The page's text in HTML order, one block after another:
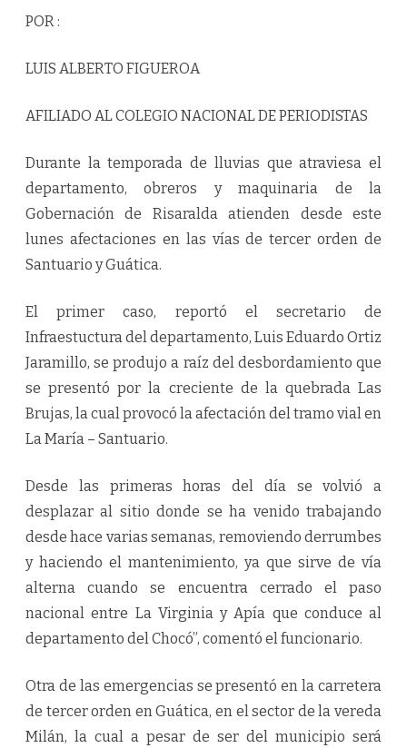
POR :
LUIS ALBERTO FIGUEROA
AFILIADO AL COLEGIO NACIONAL DE PERIODISTAS
Durante la temporada de lluvias que atraviesa el
departamento, obreros y maquinaria de la
Gobernación de Risaralda atienden desde este
lunes afectaciones en las vías de tercer orden de
Santuario y Guática.
El primer caso, reportó el secretario de
Infraestuctura del departamento, Luis Eduardo Ortiz
Jaramillo, se produjo a raíz del desbordamiento que
se presentó por la creciente de la quebrada Las
Brujas, la cual provocó la afectación del tramo vial en
La María – Santuario.
Desde las primeras horas del día se volvió a
desplazar al sitio donde se ha venido trabajando
desde hace varias semanas, removiendo derrumbes
y haciendo el mantenimiento, ya que sirve de vía
alterna cuando se encuentra cerrado el paso
nacional entre La Virginia y Apía que conduce al
departamento del Chocó”, comentó el funcionario.
Otra de las emergencias se presentó en la carretera
de tercer orden en Guática, en el sector de la vereda
Milán, la cual a pesar de ser del municipio será